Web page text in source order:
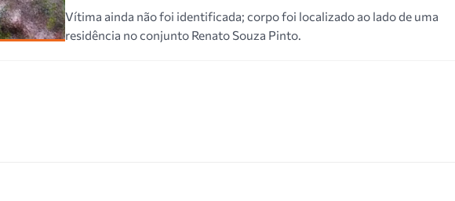
Vítima ainda não foi identificada; corpo foi localizado ao lado de uma
residência no conjunto Renato Souza Pinto.